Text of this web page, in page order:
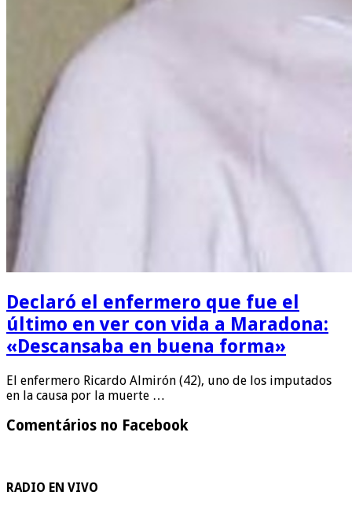
Declaró el enfermero que fue el
último en ver con vida a Maradona:
«Descansaba en buena forma»
El enfermero Ricardo Almirón (42), uno de los imputados
en la causa por la muerte …
Comentários no Facebook
RADIO EN VIVO